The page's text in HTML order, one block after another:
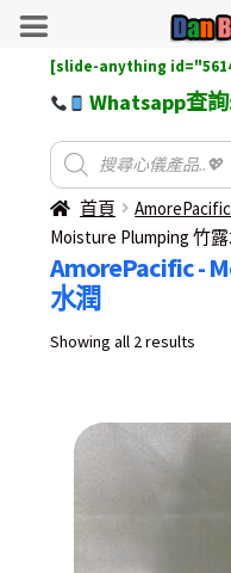
[slide-anything
Whatsapp查
首頁
Moisture Plumping 竹
AmorePacific -
水潤
Showing all 2 results